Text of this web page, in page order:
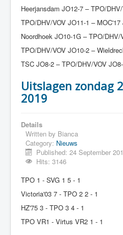
Heerjansdam JO12-7 – TPO/
TPO/DHV/VOV JO11-1 –
Noordhoek JO10-1G – TPO/
TPO/DHV/VOV JO10-2 –
TSC JO8-2 – TPO/DHV/VOV
Uitslagen zondag
2019
Details
Written by Bianca
Category: Nieuws
Published: 24 September
Hits: 3146
TPO 1 - SVG 1 5 - 1
Victoria'03 7 - TPO 2 2 - 1
HZ'75 3 - TPO 3 4 - 1
TPO VR1 - Virtus VR2 1 - 1